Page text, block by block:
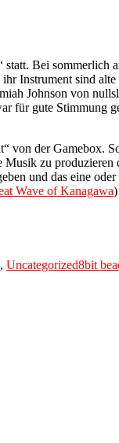
Bei
Instrument sind
Johnson von
für gute Stimmung
von der Gamebox.
zu
und das eine
Wave of Kanagawa)
, Uncategorized8bit